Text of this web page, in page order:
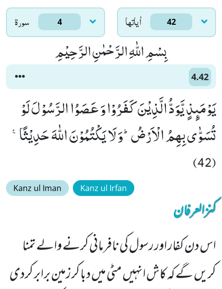
سورۃ 4 اٰياتها 42
بِسْمِ اللّٰهِ الرَّحْمٰنِ الرَّحِیْمِ
4.42
یَوْمَىٕذٍ یَّوَدُّ الَّذِیْنَ كَفَرُوْا وَ عَصَوُا الرَّسُوْلَ لَوْ
تُسَوّٰى بِهِمُ الْاَرْضُؕ-وَ لَا یَكْتُمُوْنَ اللّٰهَ حَدِیْثًا۠
(42)
Kanz ul Iman Kanz ul Irfan
کنزالعرفان
اس دن کفار اور رسول کی نافرمانی کرنے والے تمنا
کریں گے کہ کاش انہیں مٹی میں دبا کر زمین برابر کردی